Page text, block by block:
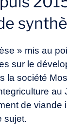
» mis au
sur le
la société
de viande
sujet.